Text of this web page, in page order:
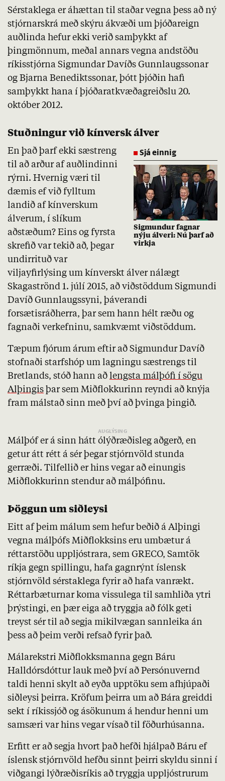
Sérstaklega er áhættan til staðar vegna þess að ný
stjórnarskrá með skýru ákvæði um þjóðareign
auðlinda hefur ekki verið samþykkt af
þingmönnum, meðal annars vegna andstöðu
ríkisstjórna Sigmundar Davíðs Gunnlaugssonar
og Bjarna Benediktssonar, þótt þjóðin hafi
samþykkt hana í þjóðaratkvæðagreiðslu 20.
október 2012.
Stuðningur við kínversk álver
Sjá einnig
Sigmundur fagnar
nýju álveri: Nú þarf að
virkja
En það þarf ekki sæstreng
til að arður af auðlindinni
rýrni. Hvernig væri til
dæmis ef við fylltum
landið af kínverskum
álverum, í slíkum
aðstæðum? Eins og fyrsta
skrefið var tekið að, þegar
undirrituð var
viljayfirlýsing um kínverskt álver nálægt
Skagaströnd 1. júlí 2015, að viðstöddum Sigmundi
Davíð Gunnlaugssyni, þáverandi
forsætisráðherra, þar sem hann hélt ræðu og
fagnaði verkefninu, samkvæmt viðstöddum.
Tæpum fjórum árum eftir að Sigmundur Davíð
stofnaði starfshóp um lagningu sæstrengs til
Bretlands, stóð hann að lengsta málþófi í sögu
Alþingis þar sem Miðflokkurinn reyndi að knýja
fram málstað sinn með því að þvinga þingið.
Málþóf er á sinn hátt ólýðræðisleg aðgerð, en
getur átt rétt á sér þegar stjórnvöld stunda
gerræði. Tilfellið er hins vegar að einungis
Miðflokkurinn stendur að málþófinu.
Þöggun um siðleysi
Eitt af þeim málum sem hefur beðið á Alþingi
vegna málþófs Miðflokksins eru umbætur á
réttarstöðu uppljóstrara, sem GRECO, Samtök
ríkja gegn spillingu, hafa gagnrýnt íslensk
stjórnvöld sérstaklega fyrir að hafa vanrækt.
Réttarbæturnar koma vissulega til samhliða ytri
þrýstingi, en þær eiga að tryggja að fólk geti
treyst sér til að segja mikilvægan sannleika án
þess að þeim verði refsað fyrir það.
Málarekstri Miðflokksmanna gegn Báru
Halldórsdóttur lauk með því að Persónuvernd
taldi henni skylt að eyða upptöku sem afhjúpaði
siðleysi þeirra. Kröfum þeirra um að Bára greiddi
sekt í ríkissjóð og ásökunum á hendur henni um
samsæri var hins vegar vísað til föðurhúsanna.
Erfitt er að segja hvort það hefði hjálpað Báru ef
íslensk stjórnvöld hefðu sinnt þeirri skyldu sinni í
viðgangi lýðræðisríkis að tryggja uppljóstrurum